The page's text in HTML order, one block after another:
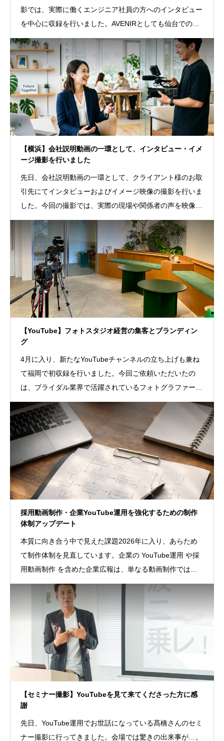
影では、実際に働くエンジニア社員の方へのインタビュー
を中心に収録を行いました。AVENIRとしても仙台での撮
影は初めてとなりました。
【横浜】会社説明動画の一環として、インタビュー・イメ
ージ撮影を行いました
先日、会社説明動画の一環として、クライアント様のお取
引先にてインタビューおよびイメージ映像の撮影を行いま
した。今回の撮影では、実際の現場や関係者の声を映像に
取り入れることで、会社概要やサービス
【YouTube】フォトスタジオ経営の集客とブランディン
グ
4月に入り、新たなYouTubeチャンネルの立ち上げも兼ね
て福岡で初収録を行いました。今回ご依頼いただいたの
は、ブライダル業界で活躍されているフォトグラファーで
あり、全国で5つのフォトスタジオ
採用動画制作・企業YouTube運用を強化するための制作
体制アップデート
本質に向き合う中で見えた課題2026年に入り、あらため
て制作体制を見直しています。企業の YouTube運用 や採
用動画制作 を含めた企業広報は、単なる動画制作ではあ
りません。売上や集客、
【セミナー撮影】YouTubeを見て来てくださった方に感
謝
先日、YouTube運用でお世話になっている髙橋さんのセミ
ナー撮影に行ってきました。会場では驚きの出来事が…。